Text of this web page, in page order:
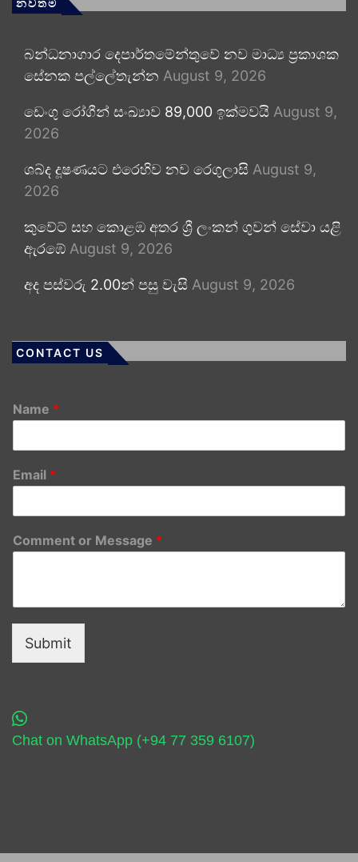
නවතම
බන්ධනාගාර දෙපාර්තමේන්තුවේ නව මාධ්‍ය ප්‍රකාශක
සේනක පල්ලේතැන්න August 9, 2026
ඩෙංගු රෝගීන් සංඛ්‍යාව 89,000 ඉක්මවයි August 9,
2026
ශබ්ද දූෂණයට එරෙහිව නව රෙගුලාසි August 9,
2026
කුවේට් සහ කොළඹ අතර ශ්‍රී ලංකන් ගුවන් සේවා යළි
ඇරඹේ August 9, 2026
අද පස්වරු 2.00න් පසු වැසි August 9, 2026
CONTACT US
Name *
Email *
Comment or Message *
Submit
Chat on WhatsApp (+94 77 359 6107)